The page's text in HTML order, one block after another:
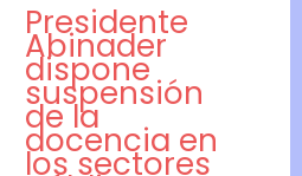
Presidente
Abinader
dispone
suspensión
de la
docencia en
los sectores